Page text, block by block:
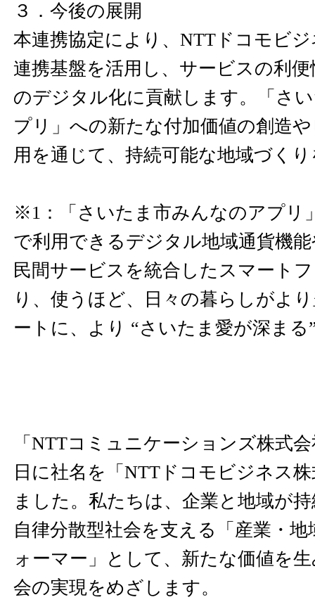
３．今後の展開
本連携協定により、NTTドコモビ
連携基盤を活用し、サービスの利
のデジタル化に貢献します。「さ
プリ」への新たな付加価値の創造
用を通じて、持続可能な地域づく
※1：「さいたま市みんなのアプリ
で利用できるデジタル地域通貨機
民間サービスを統合したスマート
り、使うほど、日々の暮らしがよ
ートに、より “さいたま愛が深ま
「NTTコミュニケーションズ株式
日に社名を「NTTドコモビジネス
ました。私たちは、企業と地域が
自律分散型社会を支える「産業・
ォーマー」として、新たな価値を
会の実現をめざします。